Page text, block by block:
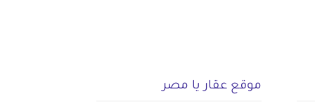
موقع عقار يا مصر